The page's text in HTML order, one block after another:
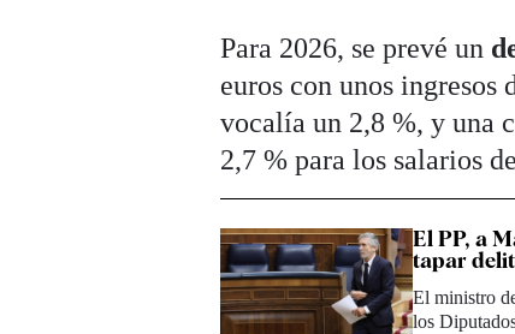
Para 2026, se prevé un
euros con unos
vocalía un 2,8 %, y una
2,7 % para los salarios
El PP, a
tapar
El ministro
los